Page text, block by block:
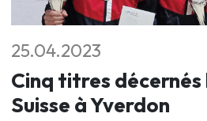
25.04.2023
Cinq titres décernés
Suisse à Yverdon